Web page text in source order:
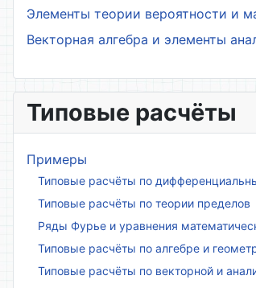
Элементы теории вероятности и
Векторная алгебра и элементы
Типовые расчёты
Примеры
Типовые расчёты по
Типовые расчёты по теории пределов
Ряды Фурье и уравнения
Типовые расчёты по алгебре и
Типовые расчёты по векторной и